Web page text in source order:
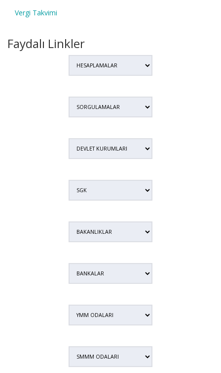
Vergi Takvimi
Faydalı Linkler